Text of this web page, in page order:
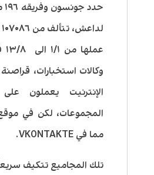
وكالات استخبارات،
الإنترنيت يعملون
المجموعات، لكن في
مما في VKONTAKTE.
تلك المجاميع تتكيف